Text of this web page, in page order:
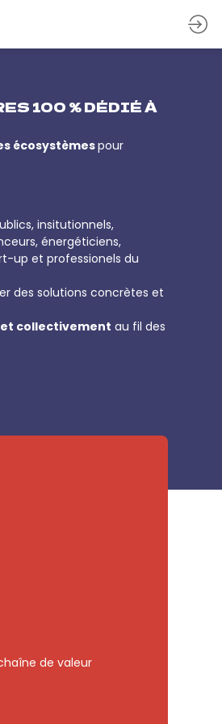
100 % DÉDIÉ À
écosystèmespour
insitutionnels,
énergéticiens,
up et professionels du
des solutions concrètes et
collectivement au fil des
de valeur